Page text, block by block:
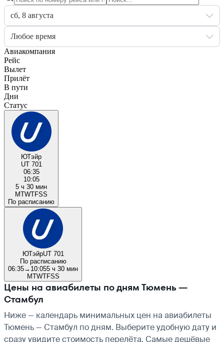
сб, 8 августа
Любое время
Авиакомпания
Рейс
Вылет
Прилёт
В пути
Дни
Статус
ЮТэйр
UT 701
06:35
10:05
5 ч 30 мин
MTWTFSS
По расписанию
ЮТэйрUT 701
По расписанию
06:35→ 10:055 ч 30 мин
MTWTFSS
Цены на авиабилеты по дням Тюмень —
Стамбул
Ниже — календарь минимальных цен на авиабилеты
Тюмень — Стамбул по дням. Выберите удобную дату и
сразу увидите стоимость перелёта. Самые дешёвые